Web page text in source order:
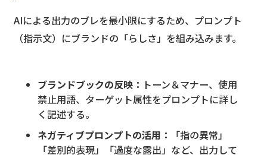
AIによる出力のブレを最小限にするため、プロンプト
（指示文）にブランドの「らしさ」を組み込みます。
ブランドブックの反映： トーン＆マナー、使用
禁止用語、ターゲット属性をプロンプトに詳し
く記述する。
ネガティブプロンプトの活用：
「指の異常」
「差別的表現」「過度な露出」など、出力して